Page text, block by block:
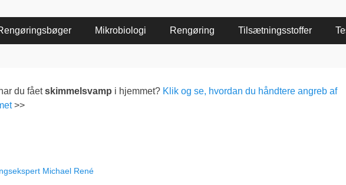
Mikrobiologi Rengøring Tilsætningsstoffer
du fåetskimmelsvamp i hjemmet? Klik og se, hvordan du håndtere angreb af
>>
Michael René